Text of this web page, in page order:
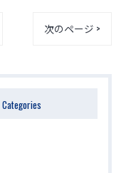
次のページ >
Categories